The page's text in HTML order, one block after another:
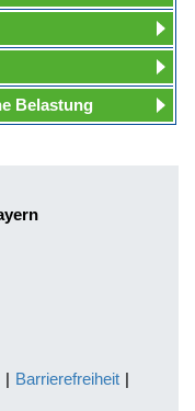
Belastung
| Barrierefreiheit |